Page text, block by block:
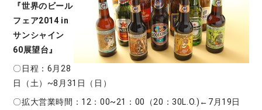
『世界のビール
フェア2014 in
サンシャイン
60展望台』
〇日程：6月28
日（土）~8月31日（日）
〇拡大営業時間：12：00~21：00（20：30L.O.)←7月19日